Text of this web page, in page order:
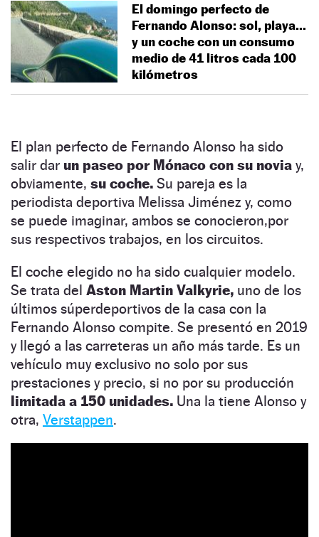
El domingo perfecto de
Fernando Alonso: sol, playa…
y un coche con un consumo
medio de 41 litros cada 100
kilómetros
El plan perfecto de Fernando Alonso ha sido
salir dar un paseo por Mónaco con su novia y,
obviamente, su coche. Su pareja es la
periodista deportiva Melissa Jiménez y, como
se puede imaginar, ambos se conocieron,por
sus respectivos trabajos, en los circuitos.
El coche elegido no ha sido cualquier modelo.
Se trata del Aston Martin Valkyrie, uno de los
últimos súperdeportivos de la casa con la
Fernando Alonso compite. Se presentó en 2019
y llegó a las carreteras un año más tarde. Es un
vehículo muy exclusivo no solo por sus
prestaciones y precio, si no por su producción
limitada a 150 unidades. Una la tiene Alonso y
otra, Verstappen.